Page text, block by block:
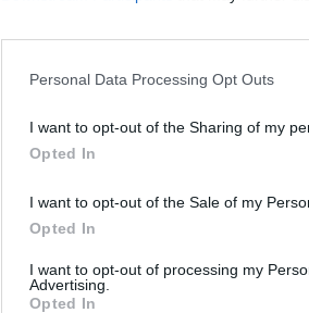
Personal Data Processing Opt Outs
I want to opt-out of the Sharing of my
Opted In
I want to opt-out of the Sale of my
Opted In
I want to opt-out of processing my
Advertising.
Opted In